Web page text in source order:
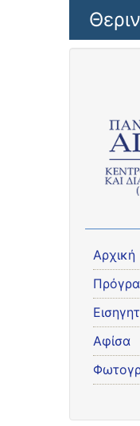
Παράκαμψη προς το
Αρχική
Αφίσα